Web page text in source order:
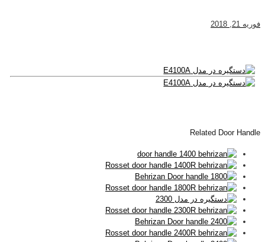
فوریه 21, 2018
Related Door Handle